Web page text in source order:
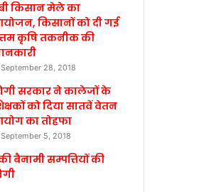
किसान मेले का
किसानों को दी गई
कृषि तकनीक की
September 28, 2018
सरकार ने कालेजों के
को दिया सातवें वेतन
का तोहफा
September 5, 2018
बैनामी सम्पत्तियों की